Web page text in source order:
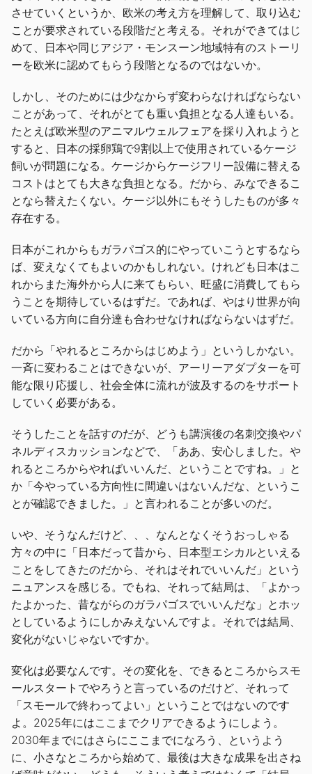
させていくというか、欧米の考え方を理解して、取り込む
ことが要求されている段階だと考える。それができてはじ
めて、日本や同じアジア・モンスーン地域特有のストーリ
ーを欧米に認めてもらう段階となるのではないか。
しかし、そのためには少なからず変わらなければならない
ことがあって、それがとても重い負担となる人達もいる。
たとえば欧米型のアニマルウェルフェアを採り入れようと
すると、日本の採卵鶏で9割以上で使用されているケージ
飼いが問題になる。ケージからケージフリー設備に替える
コストはとても大きな負担となる。だから、みなできるこ
となら替えたくない。ケージ以外にもそうしたものが多々
存在する。
日本がこれからもガラパゴス的にやっていこうとするなら
ば、変えなくてもよいのかもしれない。けれども日本はこ
れからまた海外から人に来てもらい、旺盛に消費してもら
うことを期待しているはずだ。であれば、やはり世界が向
いている方向に自分達も合わせなければならないはずだ。
だから「やれるところからはじめよう」というしかない。
一斉に変わることはできないが、アーリーアダプターを可
能な限り応援し、社会全体に流れが波及するのをサポート
していく必要がある。
そうしたことを話すのだが、どうも講演後の名刺交換やパ
ネルディスカッションなどで、「ああ、安心しました。や
れるところからやればいいんだ、ということですね。」と
か「今やっている方向性に間違いはないんだな、というこ
とが確認できました。」と言われることが多いのだ。
いや、そうなんだけど、、、なんとなくそうおっしゃる
方々の中に「日本だって昔から、日本型エシカルといえる
ことをしてきたのだから、それはそれでいいんだ」という
ニュアンスを感じる。でもね、それって結局は、「よかっ
たよかった、昔ながらのガラパゴスでいいんだな」とホッ
としているようにしかみえないんですよ。それでは結局、
変化がないじゃないですか。
変化は必要なんです。その変化を、できるところからスモ
ールスタートでやろうと言っているのだけど、それって
「スモールで終わってよい」ということではないのです
よ。2025年にはここまでクリアできるようにしよう。
2030年までにはさらにここまでになろう、というよう
に、小さなところから始めて、最後は大きな成果を出さね